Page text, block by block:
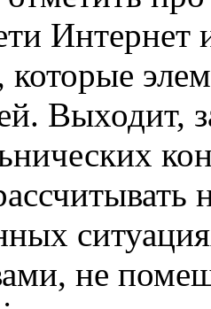
Интернет
Выходит,
не